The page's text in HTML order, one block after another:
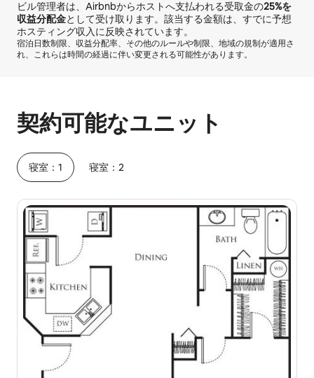
ビル管理者は、Airbnbからホストへ支払われる受取金の25%を
収益分配金として受け取ります。該当する金額は、すでに予想
ホスティング収入に反映されています。
宿泊日数制限、収益分配率、その他のルールや制限、地域の規制が適用さ
れ、これらは時間の経過に伴い変更される可能性があります。
契約可能なユニット
寝室：1 寝室：2